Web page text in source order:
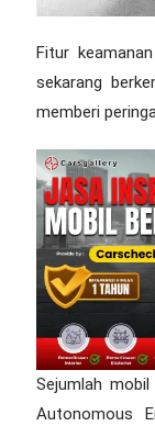
Fitur
sekarang
memberi
Sejumlah
Autonomous